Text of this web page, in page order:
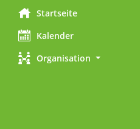
Startseite
Kalender
Organisation